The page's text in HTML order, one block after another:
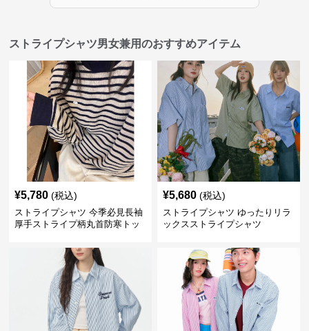
ストライプシャツ男女兼用のおすすめアイテム
¥5,780 (税込)
ストライプシャツ 今季必見長袖
厚手ストライプ柄丸首防寒トッ
¥5,680 (税込)
ストライプシャツ ゆったりリラ
ックスストライプシャツ